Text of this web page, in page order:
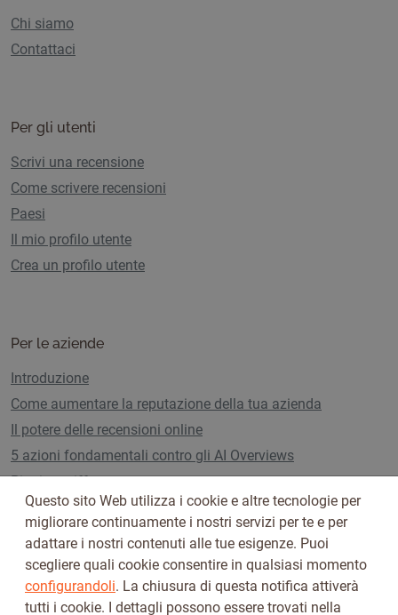
Chi siamo
Contattaci
Per gli utenti
Scrivi una recensione
Come scrivere recensioni
Paesi
Il mio profilo utente
Crea un profilo utente
Per le aziende
Introduzione
Come aumentare la reputazione della tua azienda
Il potere delle recensioni online
5 azioni fondamentali contro gli AI Overviews
Piani e tariffe
Seguici su
Questo sito Web utilizza i cookie e altre tecnologie per
migliorare continuamente i nostri servizi per te e per
adattare i nostri contenuti alle tue esigenze. Puoi
scegliere quali cookie consentire in qualsiasi momento
configurandoli. La chiusura di questa notifica attiverà
tutti i cookie. I dettagli possono essere trovati nella